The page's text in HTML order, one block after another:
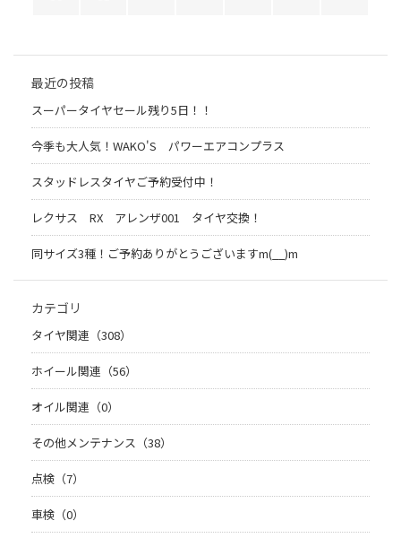
最近の投稿
スーパータイヤセール残り5日！！
今季も大人気！WAKO'S パワーエアコンプラス
スタッドレスタイヤご予約受付中！
レクサス RX アレンザ001 タイヤ交換！
同サイズ3種！ご予約ありがとうございますm(__)m
カテゴリ
タイヤ関連（308）
ホイール関連（56）
オイル関連（0）
その他メンテナンス（38）
点検（7）
車検（0）